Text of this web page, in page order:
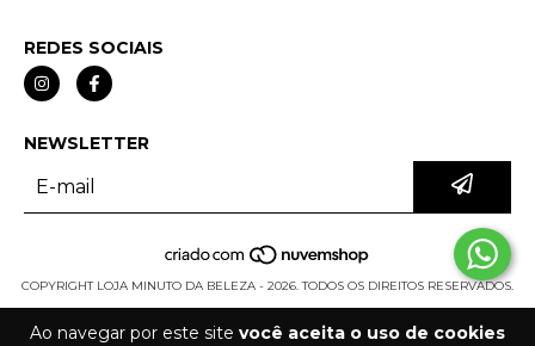
Ao navegar por este site você aceita o uso de cookies
REDES SOCIAIS
NEWSLETTER
COPYRIGHT LOJA MINUTO DA BELEZA - 2026. TODOS OS DIREITOS RESERVADOS.